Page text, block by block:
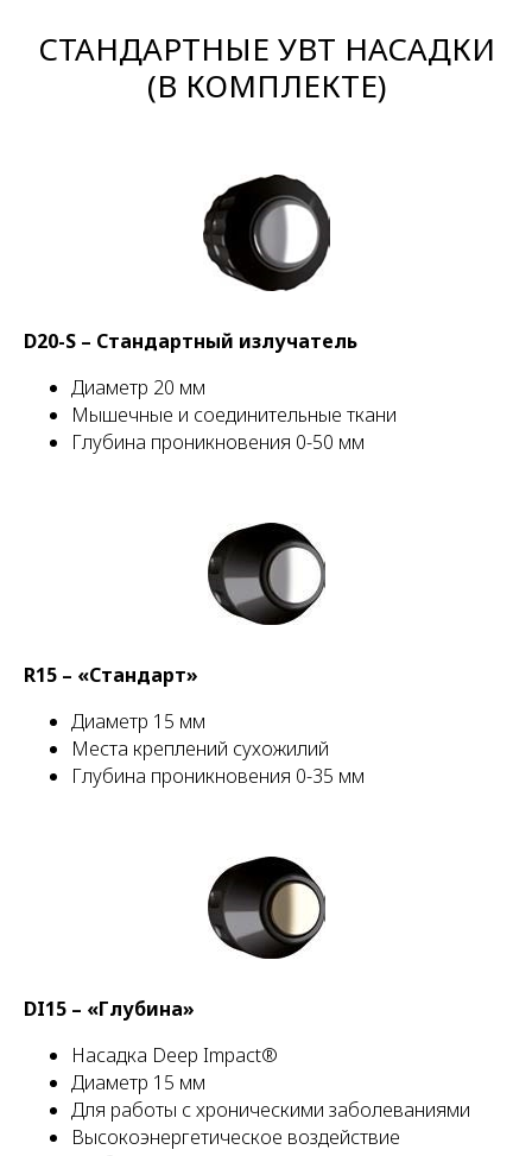
СТАНДАРТНЫЕ УВТ НАСАДКИ
(В КОМПЛЕКТЕ)
D20-S – Стандартный излучатель
Диаметр 20 мм
Мышечные и соединительные ткани
Глубина проникновения 0-50 мм
R15 – «Стандарт»
Диаметр 15 мм
Места креплений сухожилий
Глубина проникновения 0-35 мм
DI15 – «Глубина»
Насадка Deep Impact®
Диаметр 15 мм
Для работы с хроническими заболеваниями
Высокоэнергетическое воздействие